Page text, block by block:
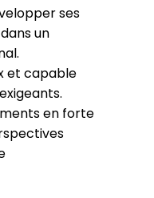
ses
un
et capable
en forte